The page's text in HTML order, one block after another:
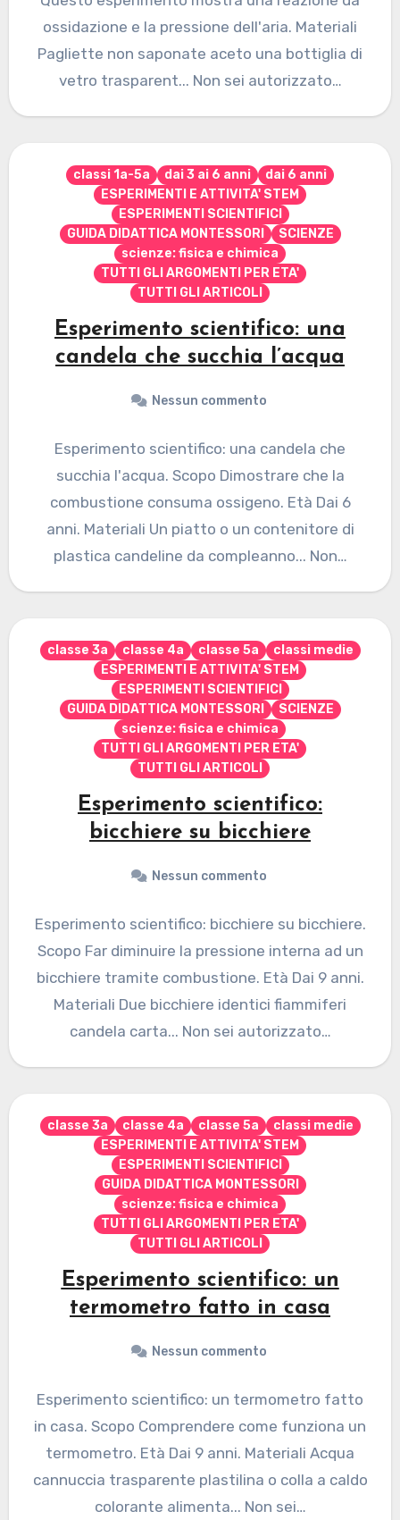
ossidazione e la pressione dell'aria. Materiali
Pagliette non saponate aceto una bottiglia di
vetro trasparent... Non sei autorizzato…
classi 1a-5a dai 3 ai 6 anni
dai 6 anni
ESPERIMENTI E ATTIVITA' STEM
ESPERIMENTI SCIENTIFICI
GUIDA DIDATTICA MONTESSORI
SCIENZE
scienze: fisica e chimica
TUTTI GLI ARGOMENTI PER ETA'
TUTTI GLI ARTICOLI
Esperimento scientifico: una
candela che succhia l’acqua
Nessun commento
Esperimento scientifico: una candela che
succhia l'acqua. Scopo Dimostrare che la
combustione consuma ossigeno. Età Dai 6
anni. Materiali Un piatto o un contenitore di
plastica candeline da compleanno... Non…
classe 3a classe 4a classe 5a
classi medie
ESPERIMENTI E ATTIVITA' STEM
ESPERIMENTI SCIENTIFICI
GUIDA DIDATTICA MONTESSORI
SCIENZE
scienze: fisica e chimica
TUTTI GLI ARGOMENTI PER ETA'
TUTTI GLI ARTICOLI
Esperimento scientifico:
bicchiere su bicchiere
Nessun commento
Esperimento scientifico: bicchiere su bicchiere.
Scopo Far diminuire la pressione interna ad un
bicchiere tramite combustione. Età Dai 9 anni.
Materiali Due bicchiere identici fiammiferi
candela carta... Non sei autorizzato…
classe 3a classe 4a classe 5a
classi medie
ESPERIMENTI E ATTIVITA' STEM
ESPERIMENTI SCIENTIFICI
GUIDA DIDATTICA MONTESSORI
scienze: fisica e chimica
TUTTI GLI ARGOMENTI PER ETA'
TUTTI GLI ARTICOLI
Esperimento scientifico: un
termometro fatto in casa
Nessun commento
Esperimento scientifico: un termometro fatto
in casa. Scopo Comprendere come funziona un
termometro. Età Dai 9 anni. Materiali Acqua
cannuccia trasparente plastilina o colla a caldo
colorante alimenta... Non sei…